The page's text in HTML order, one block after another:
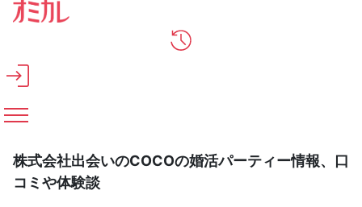
メインコンテンツへスキップ
株式会社出会いのCOCOの婚活パーティー情報、口
コミや体験談